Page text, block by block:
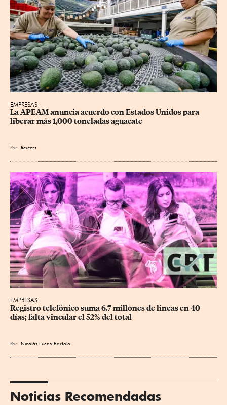
EMPRESAS
La APEAM anuncia acuerdo con Estados Unidos para
liberar más 1,000 toneladas aguacate
Por Reuters
EMPRESAS
Registro telefónico suma 6.7 millones de líneas en 40
días; falta vincular el 52% del total
Por Nicolás Lucas-Bartolo
Noticias Recomendadas